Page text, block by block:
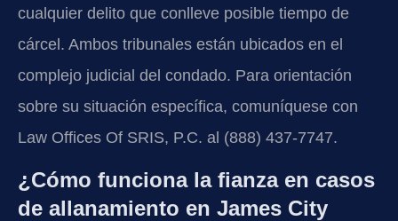
cualquier delito que conlleve posible tiempo de
cárcel. Ambos tribunales están ubicados en el
complejo judicial del condado. Para orientación
sobre su situación específica, comuníquese con
Law Offices Of SRIS, P.C. al (888) 437-7747.
¿Cómo funciona la fianza en casos
de allanamiento en James City